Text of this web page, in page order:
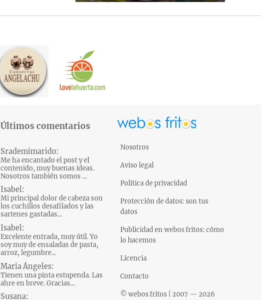
Últimos comentarios
Srademimarido:
Me ha encantado el post y el
contenido, muy buenas ideas.
Nosotros también somos ...
Isabel:
Mi principal dolor de cabeza son
los cuchillos desafilados y las
sartenes gastadas...
Isabel:
Excelente entrada, muy útil. Yo
soy muy de ensaladas de pasta,
arroz, legumbre...
Maria Ángeles:
Tienen una pinta estupenda. Las
ahre en breve. Gracias...
Susana:
Nosotros
Aviso legal
Política de privacidad
Protección de datos: son tus
datos
Publicidad en webos fritos: cómo
lo hacemos
Licencia
Contacto
© webos fritos | 2007 — 2026